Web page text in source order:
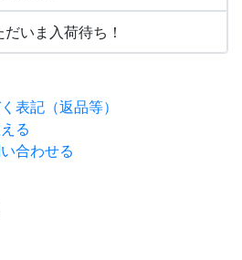
だいま入荷待ち！
表記（返品等）
る
合わせる